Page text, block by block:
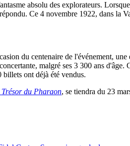
absolu des explorateurs.
Ce 4 novembre 1922, dans la
du centenaire de l'événement,
malgré ses 3 300 ans
ont déjà été vendus.
du Pharaon, se tiendra du 23